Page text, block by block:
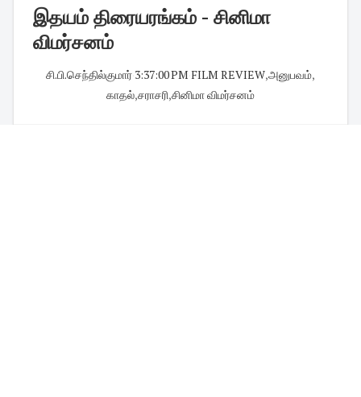
இதயம் திரையரங்கம் - சினிமா
விமர்சனம்
சி.பி.செந்தில்குமார் 3:37:00 PM FILM REVIEW,அனுபவம்,
காதல்,சராசரி,சினிமா விமர்சனம்